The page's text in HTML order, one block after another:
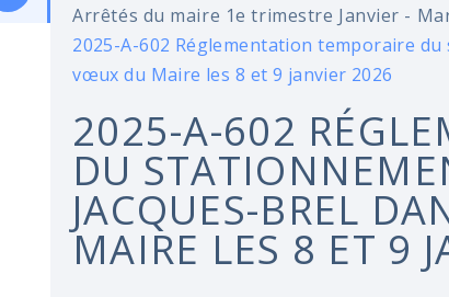
Arrêtés du maire 1e trimestre Janvier -
2025-A-602 Réglementation temporaire
vœux du Maire les 8 et 9 janvier 2026
2025-A-602
DU
JACQUES-BREL
MAIRE LES 8 ET 9